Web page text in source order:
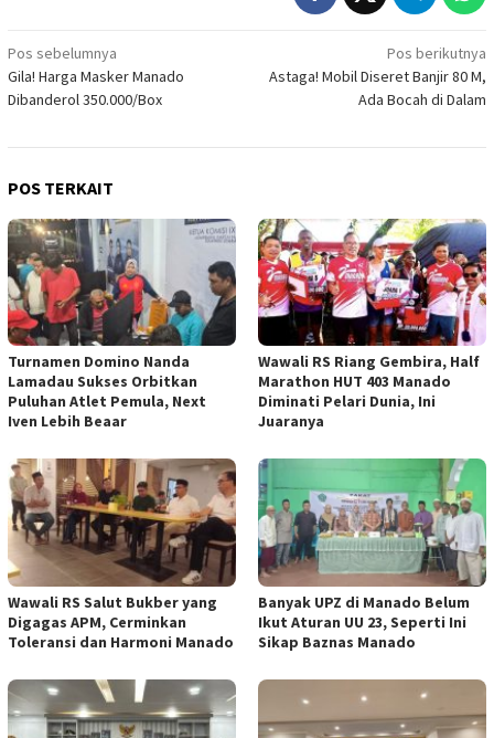
Navigasi
pos
Pos sebelumnya
Gila! Harga Masker Manado
Dibanderol 350.000/Box
Pos berikutnya
Astaga! Mobil Diseret Banjir 80 M,
Ada Bocah di Dalam
POS TERKAIT
Turnamen Domino Nanda
Lamadau Sukses Orbitkan
Puluhan Atlet Pemula, Next
Iven Lebih Beaar
Wawali RS Riang Gembira, Half
Marathon HUT 403 Manado
Diminati Pelari Dunia, Ini
Juaranya
Wawali RS Salut Bukber yang
Digagas APM, Cerminkan
Toleransi dan Harmoni Manado
Banyak UPZ di Manado Belum
Ikut Aturan UU 23, Seperti Ini
Sikap Baznas Manado